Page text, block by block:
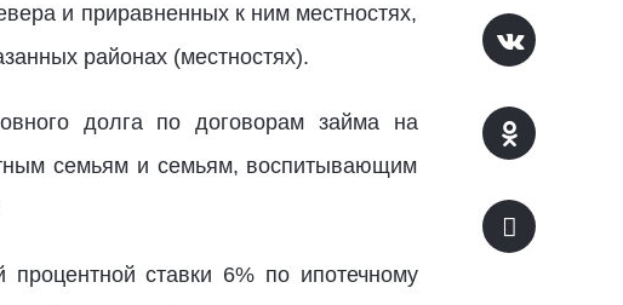
и приравненных к ним местностях,
районах (местностях).
долга по договорам займа на
семьям и семьям, воспитывающим
ставки 6% по ипотечному